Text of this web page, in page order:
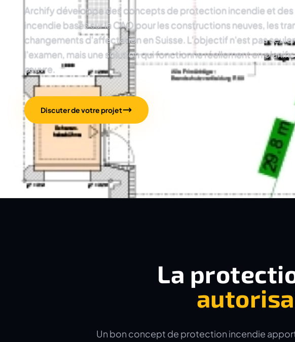
Archify développe des concepts de protection incendie et
incendie basés sur la CAO pour les constructions neuves, les
changements d'affectation en Suisse. L'objectif n'est pas
l'examen, mais une solution qui fonctionne réellement en
œuvre.
Discuter de votre projet
La
Un bon concept de protection incendie